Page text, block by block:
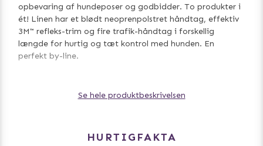
opbevaring af hundeposer og godbidder. To produkter i
ét! Linen har et blødt neoprenpolstret håndtag, effektiv
3M™ refleks-trim og fire trafik-håndtag i forskellig
længde for hurtig og tæt kontrol med hunden. En
perfekt by-line.
Hvad er nyt: Ny polyester webbing for at modstå
komfort / Redesignet Pouch Organizer linetaske med
Se hele produktbeskrivelsen
HURTIGFAKTA